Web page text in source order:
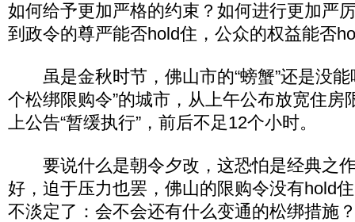
如何给予更加严格的约束？如何进行更加严
到政令的尊严能否hold住，公众的权益能否
虽是金秋时节，佛山市的“螃蟹”还是没能
个松绑限购令”的城市，从上午公布放宽住房
上公告“暂缓执行”，前后不足12个小时。
要说什么是朝令夕改，这恐怕是经典之
好，迫于压力也罢，佛山的限购令没有hold
不淡定了：会不会还有什么变通的松绑措施